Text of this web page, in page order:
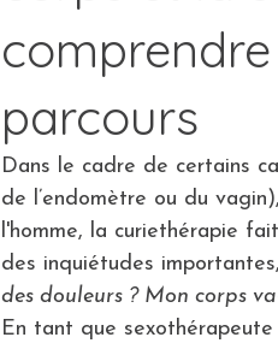
parcours
Dans le cadre de certains
de l’endomètre ou du
l'homme, la curiethérapie
des inquiétudes
des douleurs ? Mon corps
En tant que sexothérapeute